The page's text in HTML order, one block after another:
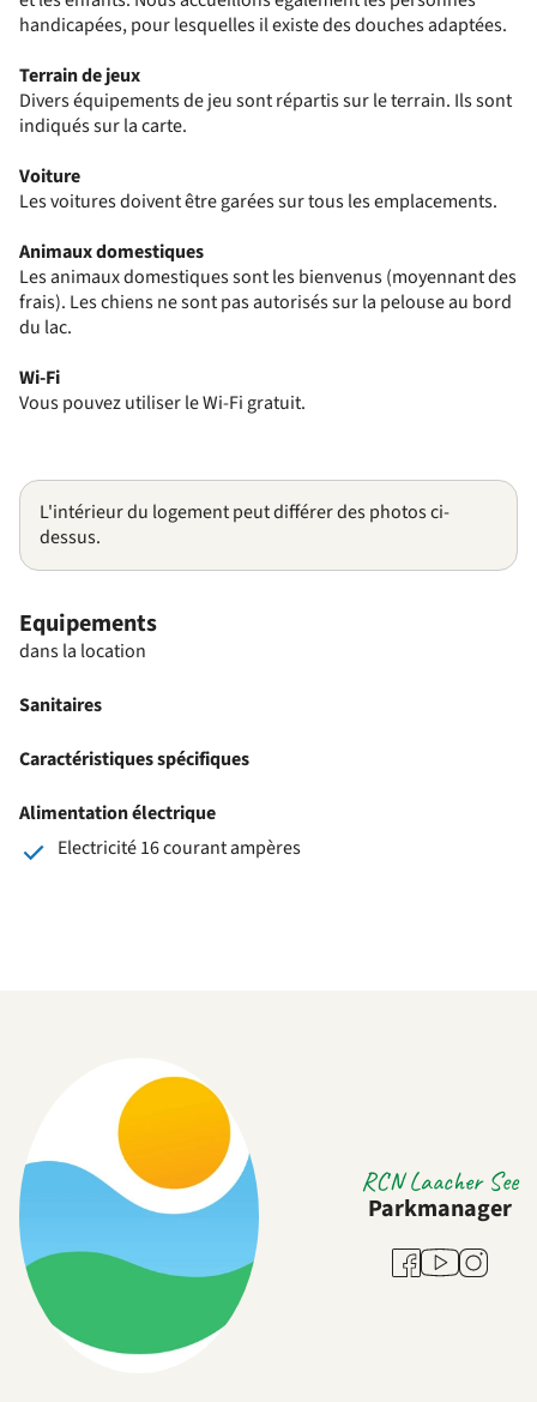
handicapées, pour lesquelles il existe des douches adaptées.
Terrain de jeux
Divers équipements de jeu sont répartis sur le terrain. Ils sont
indiqués sur la carte.
Voiture
Les voitures doivent être garées sur tous les emplacements.
Animaux domestiques
Les animaux domestiques sont les bienvenus (moyennant des
frais). Les chiens ne sont pas autorisés sur la pelouse au bord
du lac.
Wi-Fi
Vous pouvez utiliser le Wi-Fi gratuit.
L'intérieur du logement peut différer des photos ci-
dessus.
Equipements
dans la location
Sanitaires
Caractéristiques spécifiques
Alimentation électrique
Electricité 16 courant ampères
RCN Laacher See
Parkmanager
Facebook
Youtube